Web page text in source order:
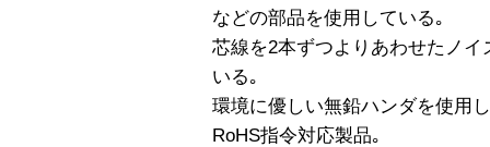
などの部品を使用している｡
芯線を2本ずつよりあわせたノ
いる｡
環境に優しい無鉛ハンダを使用
RoHS指令対応製品｡